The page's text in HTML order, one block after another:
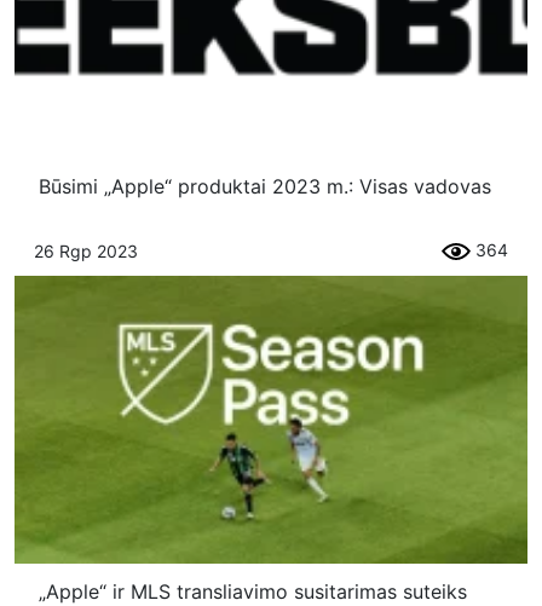
Būsimi „Apple“ produktai 2023 m.: Visas vadovas
26 Rgp 2023 364
„Apple“ ir MLS transliavimo susitarimas suteiks